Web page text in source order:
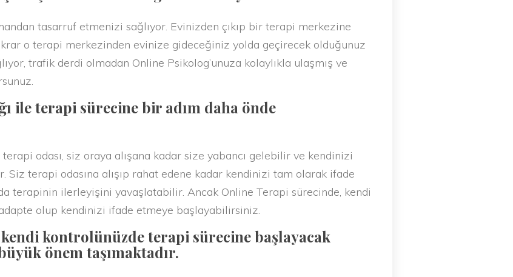
tasarruf etmenizi sağlıyor. Evinizden çıkıp bir terapi merkezine
o terapi merkezinden evinize gideceğiniz yolda geçirecek olduğunuz
trafik derdi olmadan Online Psikolog’unuza kolaylıkla ulaşmış ve
ile terapi sürecine bir adım daha önde
odası, siz oraya alışana kadar size yabancı gelebilir ve kendinizi
terapi odasına alışıp rahat edene kadar kendinizi tam olarak ifade
terapinin ilerleyişini yavaşlatabilir. Ancak Online Terapi sürecinde, kendi
olup kendinizi ifade etmeye başlayabilirsiniz.
kendi kontrolünüzde terapi sürecine başlayacak
önem taşımaktadır.